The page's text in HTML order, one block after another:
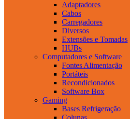
Adaptadores
Cabos
Carregadores
Diversos
Extensões e Tomadas
HUBs
Computadores e Software
Fontes Alimentação
Portáteis
Recondicionados
Software Box
Gaming
Bases Refrigeração
Colunas